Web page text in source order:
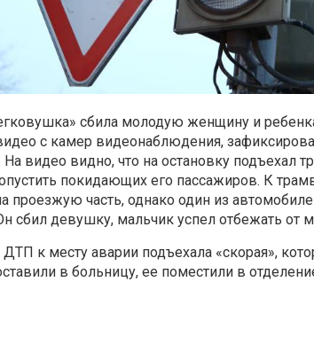
сбила молодую женщину и
с камер видеонаблюдения,
видео видно, что на остановку подъехал
покидающих его пассажиров. К
проезжую часть, однако один из
сбил девушку, мальчик успел отбежать от
к месту аварии подъехала «скорая»,
в больницу, ее поместили в